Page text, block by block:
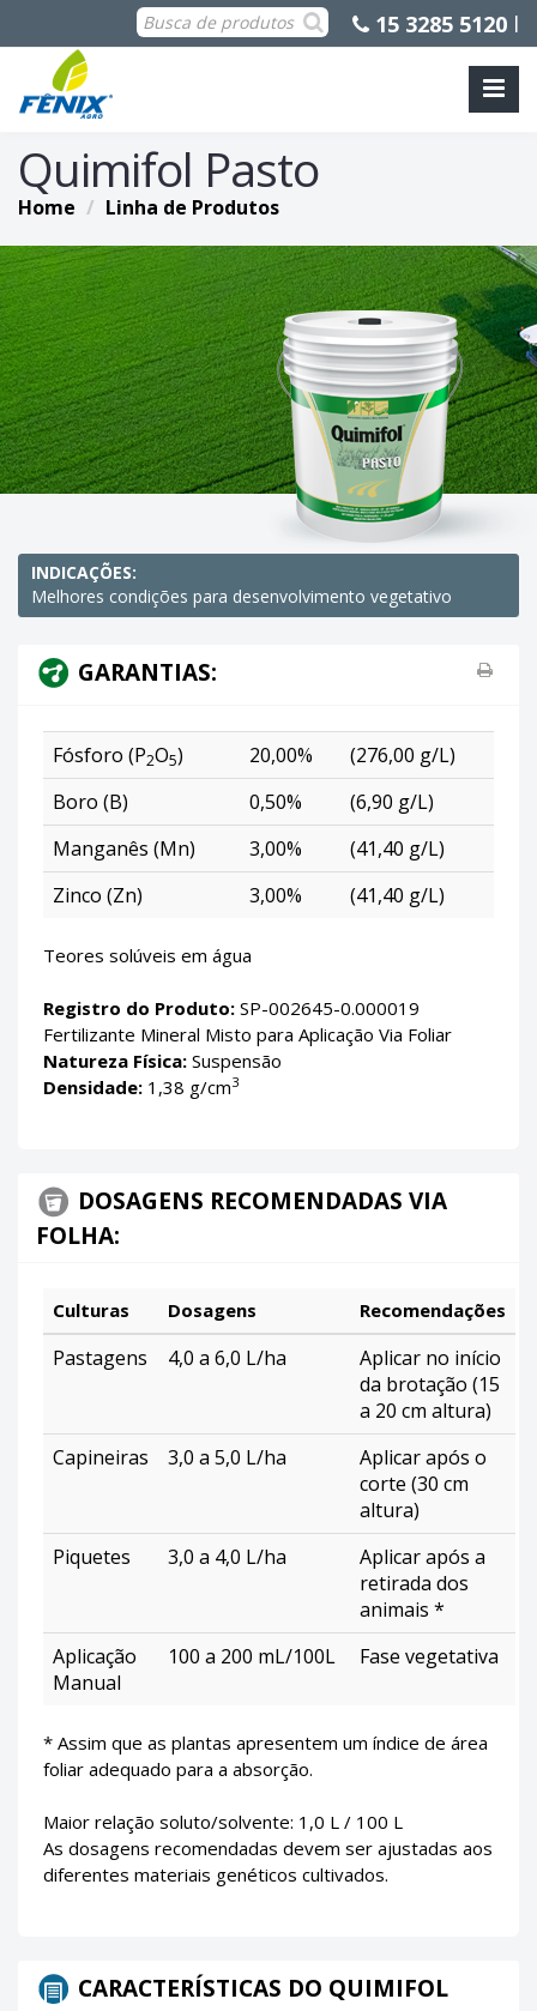
15 3285 5120 l
Quimifol Pasto
Home Linha de Produtos
INDICAÇÕES:
Melhores condições para desenvolvimento vegetativo
GARANTIAS:
Fósforo (P2O5) 20,00%
(276,00 g/L)
Boro (B)
0,50%
(6,90 g/L)
Manganês (Mn)
3,00%
(41,40 g/L)
Zinco (Zn)
3,00% (41,40 g/L)
Teores solúveis em água
Registro do Produto: SP-002645-0.000019
Fertilizante Mineral Misto para Aplicação Via Foliar
Natureza Física: Suspensão
Densidade: 1,38 g/cm3
DOSAGENS RECOMENDADAS VIA
FOLHA:
Culturas Dosagens Recomendações
Pastagens 4,0 a 6,0 L/ha
Aplicar no início
da brotação (15
a 20 cm altura)
Capineiras
3,0 a 5,0 L/ha
Aplicar após o
corte (30 cm
altura)
Piquetes
3,0 a 4,0 L/ha
Aplicar após a
retirada dos
animais *
Aplicação
Manual
100 a 200 mL/100L Fase vegetativa
* Assim que as plantas apresentem um índice de área
foliar adequado para a absorção.
Maior relação soluto/solvente: 1,0 L / 100 L
As dosagens recomendadas devem ser ajustadas aos
diferentes materiais genéticos cultivados.
CARACTERÍSTICAS DO QUIMIFOL